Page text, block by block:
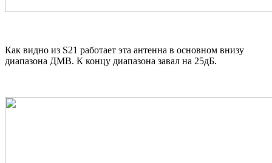
Как видно из S21 работает эта антенна в основном внизу
диапазона ДМВ. К концу диапазона завал на 25дБ.